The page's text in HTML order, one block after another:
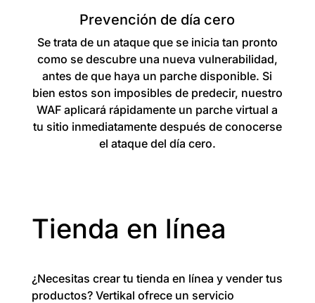
Prevención de día cero
Se trata de un ataque que se inicia tan pronto
como se descubre una nueva vulnerabilidad,
antes de que haya un parche disponible. Si
bien estos son imposibles de predecir, nuestro
WAF aplicará rápidamente un parche virtual a
tu sitio inmediatamente después de conocerse
el ataque del día cero.
Tienda en línea
¿Necesitas crear tu tienda en línea y vender tus
productos? Vertikal ofrece un servicio